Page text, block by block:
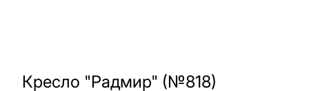
Кресло "Радмир" (№818)